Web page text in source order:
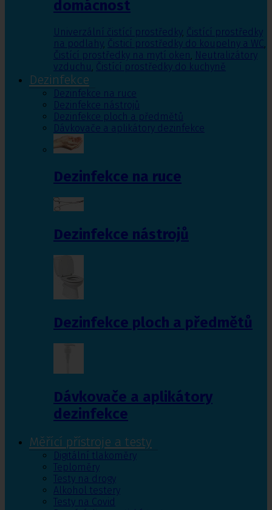
domácnost
Univerzální čistící prostředky, Čistící prostředky
na podlahy, Čisticí prostředky do koupelny a WC,
Čistící prostředky na mytí oken, Neutralizátory
vzduchu, Čistící prostředky do kuchyně
Dezinfekce
Dezinfekce na ruce
Dezinfekce nástrojů
Dezinfekce ploch a předmětů
Dávkovače a aplikátory dezinfekce
Dezinfekce na ruce
Dezinfekce nástrojů
Dezinfekce ploch a předmětů
Dávkovače a aplikátory
dezinfekce
Měřící přístroje a testy
Digitální tlakoměry
Teploměry
Testy na drogy
Alkohol testery
Testy na Covid